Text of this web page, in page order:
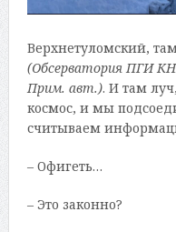
Верхнетуломский,
(Обсерватория ПГИ
Прим. авт.). И там
космос, и мы
считываем
– Офигеть…
– Это законно?